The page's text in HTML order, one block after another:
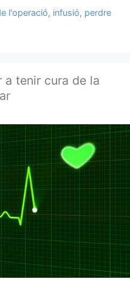
l'operació, infusió, perdre
a tenir cura de la